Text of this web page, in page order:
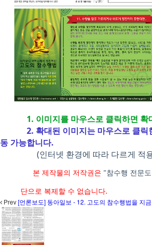
1. 이미지를 마우스로 클릭하면 확
2. 확대된 이미지는 마우스로 클릭
동 가능합니다.
(인터넷 환경에 따라 다르게 적
본 제작물의 저작권은 "참수행 전문
단으로 복제할 수 없습니다.
Prev[언론보도] 동아일보 - 12. 고도의 참수행법을 지